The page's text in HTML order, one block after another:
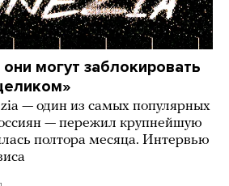
могут заблокировать
— один из самых популярных
— пережил крупнейшую
полтора месяца. Интервью